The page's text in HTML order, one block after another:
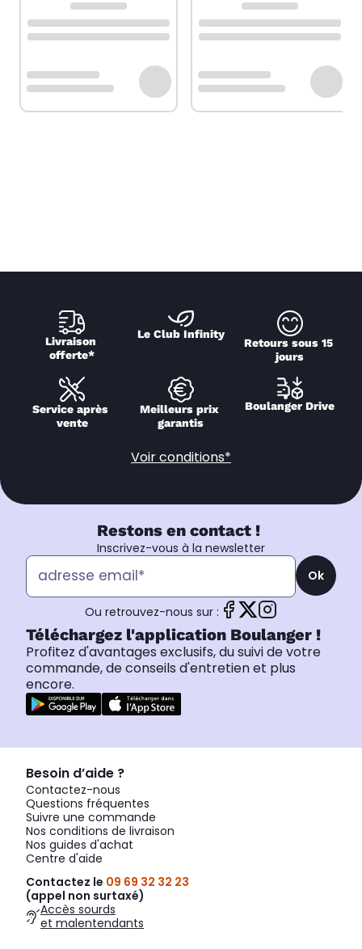
Livraison
offerte*
Le Club Infinity
Retours sous 15
jours
Service après
vente
Meilleurs prix
garantis
Boulanger Drive
Voir conditions*
Restons en contact !
Inscrivez-vous à la newsletter
Ok
Ou retrouvez-nous sur :
Téléchargez l'application Boulanger !
Profitez d'avantages exclusifs, du suivi de votre
commande, de conseils d'entretien et plus
encore.
Besoin d’aide ?
Contactez-nous
Questions fréquentes
Suivre une commande
Nos conditions de livraison
Nos guides d'achat
Centre d'aide
Contactez le 09 69 32 32 23
(appel non surtaxé)
Accès sourds
et malentendants